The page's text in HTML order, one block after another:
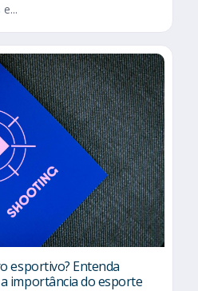
esportivo? Entenda
importância do esporte